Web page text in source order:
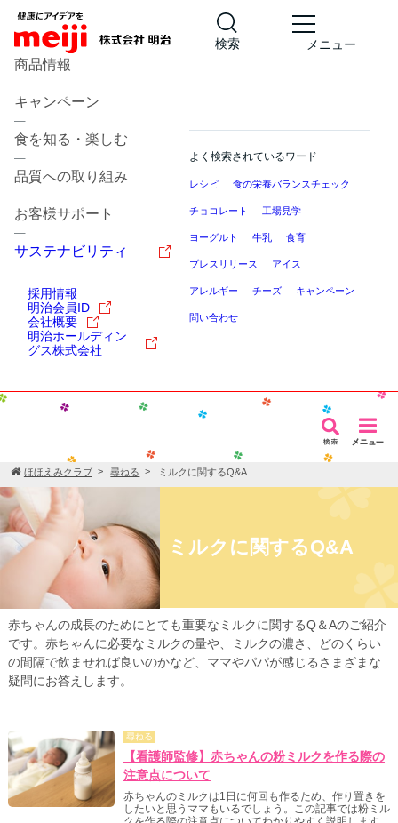
検索 メニュー
商品情報
キャンペーン
食を知る・楽しむ
品質への取り組み
お客様サポート
サステナビリティ
採用情報
明治会員ID
会社概要
明治ホールディン
グス株式会社
よく検索されているワード
レシピ 食の栄養バランスチェック
チョコレート 工場見学
ヨーグルト 牛乳 食育
プレスリリース アイス
アレルギー チーズ キャンペーン
問い合わせ
ほほえみクラブ 尋ねる ミルクに関するQ&A
ミルクに関するQ&A
赤ちゃんの成長のためにとても重要なミルクに関するQ＆Aのご紹介
です。赤ちゃんに必要なミルクの量や、ミルクの濃さ、どのくらい
の間隔で飲ませれば良いのかなど、ママやパパが感じるさまざまな
疑問にお答えします。
尋ねる
【看護師監修】赤ちゃんの粉ミルクを作る際の
注意点について
赤ちゃんのミルクは1日に何回も作るため、作り置きを
したいと思うママもいるでしょう。この記事では粉ミル